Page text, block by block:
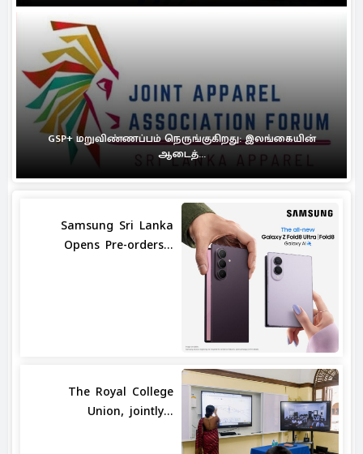
GSP+ மறுவிண்ணப்பம் நெருங்குகிறது: இலங்கையின்
ஆடைத்...
Samsung Sri Lanka
Opens Pre-orders...
The Royal College
Union, jointly...